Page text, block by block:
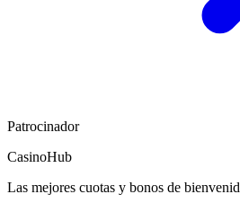
Patrocinador
CasinoHub
Las mejores cuotas y bonos de